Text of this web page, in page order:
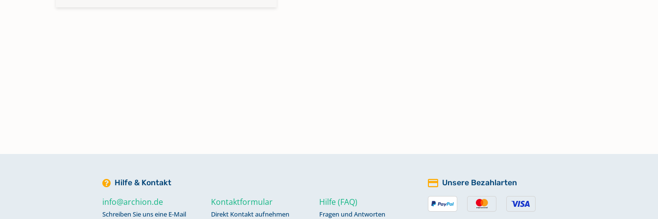
Hilfe & Kontakt
info@archion.de
Schreiben Sie uns eine E-Mail
Kontaktformular
Direkt Kontakt aufnehmen
Hilfe (FAQ)
Fragen und Antworten
Unsere Bezahlarten